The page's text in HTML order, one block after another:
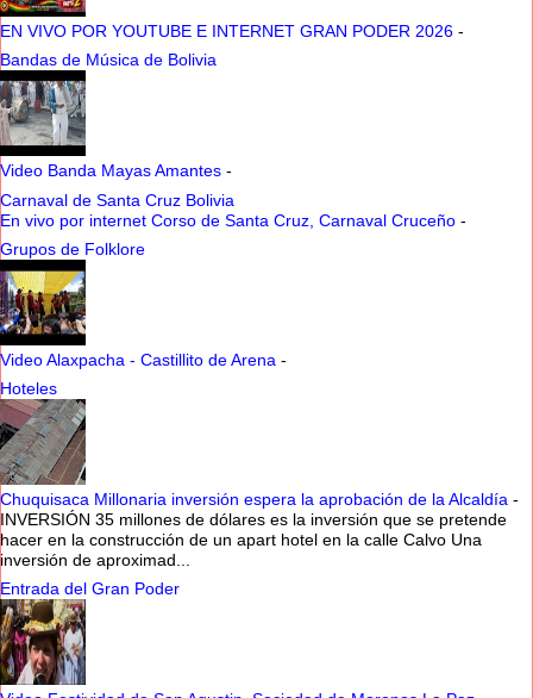
EN VIVO POR YOUTUBE E INTERNET GRAN PODER 2026 -
Bandas de Música de Bolivia
Video Banda Mayas Amantes -
Carnaval de Santa Cruz Bolivia
En vivo por internet Corso de Santa Cruz, Carnaval Cruceño -
Grupos de Folklore
Video Alaxpacha - Castillito de Arena -
Hoteles
Chuquisaca Millonaria inversión espera la aprobación de la Alcaldía -
INVERSIÓN 35 millones de dólares es la inversión que se pretende
hacer en la construcción de un apart hotel en la calle Calvo Una
inversión de aproximad...
Entrada del Gran Poder